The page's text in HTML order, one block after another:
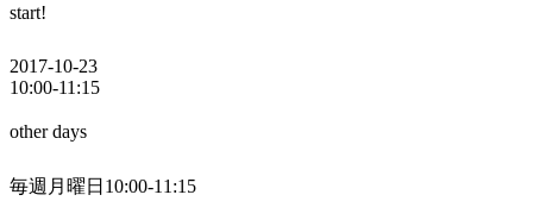
start!
2017-10-23
10:00-11:15
other days
毎週月曜日10:00-11:15